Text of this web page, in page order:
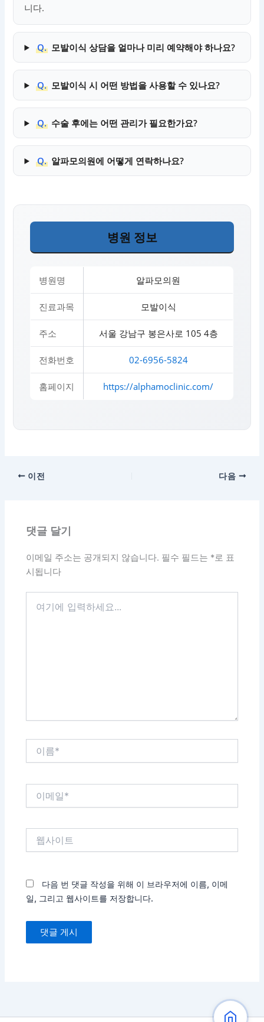
니다.
Q. 모발이식 상담을 얼마나 미리 예약해야 하나요?
Q. 모발이식 시 어떤 방법을 사용할 수 있나요?
Q. 수술 후에는 어떤 관리가 필요한가요?
Q. 알파모의원에 어떻게 연락하나요?
병원 정보
병원명 알파모의원
진료과목 모발이식
주소 서울 강남구 봉은사로 105 4층
전화번호 02-6956-5824
홈페이지 https://alphamoclinic.com/
이전 다음
댓글 달기
이메일 주소는 공개되지 않습니다. 필수 필드는 *로 표
시됩니다
다음 번 댓글 작성을 위해 이 브라우저에 이름, 이메
일, 그리고 웹사이트를 저장합니다.